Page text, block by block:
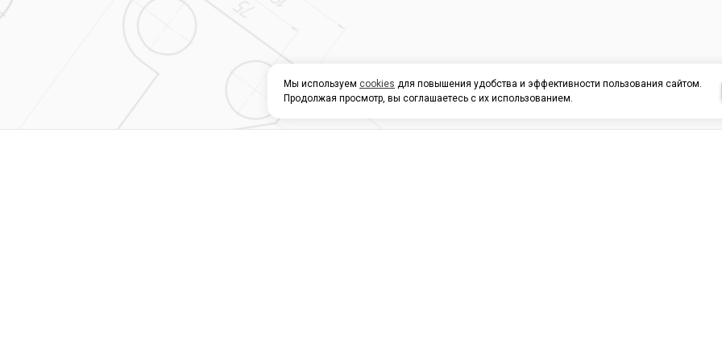
Мы используем cookies для повышения удобства и эффективности пользования сайтом.
Продолжая просмотр, вы соглашаетесь с их использованием.